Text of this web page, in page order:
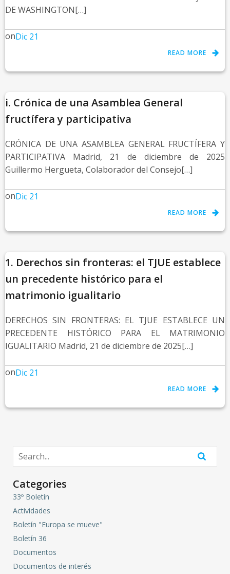
DE WASHINGTON[…]
onDic 21
READ MORE
i. Crónica de una Asamblea General
fructífera y participativa
CRÓNICA DE UNA ASAMBLEA GENERAL FRUCTÍFERA Y
PARTICIPATIVA Madrid, 21 de diciembre de 2025
Guillermo Hergueta, Colaborador del Consejo[…]
onDic 21
READ MORE
1. Derechos sin fronteras: el TJUE establece
un precedente histórico para el
matrimonio igualitario
DERECHOS SIN FRONTERAS: EL TJUE ESTABLECE UN
PRECEDENTE HISTÓRICO PARA EL MATRIMONIO
IGUALITARIO Madrid, 21 de diciembre de 2025[…]
onDic 21
READ MORE
Categories
33º Boletín
Actividades
Boletín "Europa se mueve"
Boletín 36
Documentos
Documentos de interés